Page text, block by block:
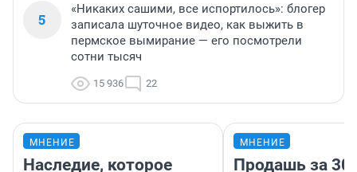
5
«Никаких сашими, все испортилось»: блогер
записала шуточное видео, как выжить в
пермское вымирание — его посмотрели
сотни тысяч
15 936 22
МНЕНИЕ
Наследие, которое
МНЕНИЕ
Продашь за